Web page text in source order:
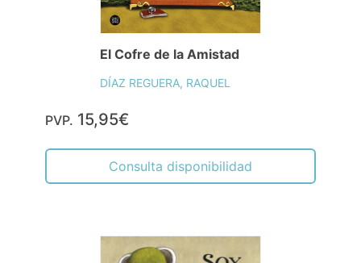
El Cofre de la Amistad
DÍAZ REGUERA, RAQUEL
PVP. 15,95€
Consulta disponibilidad